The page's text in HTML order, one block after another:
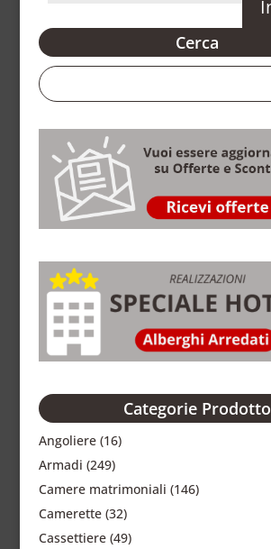
Cerca
Categorie Prodotto
Angoliere (16)
Armadi (249)
Camere matrimoniali (146)
Camerette (32)
Cassettiere (49)